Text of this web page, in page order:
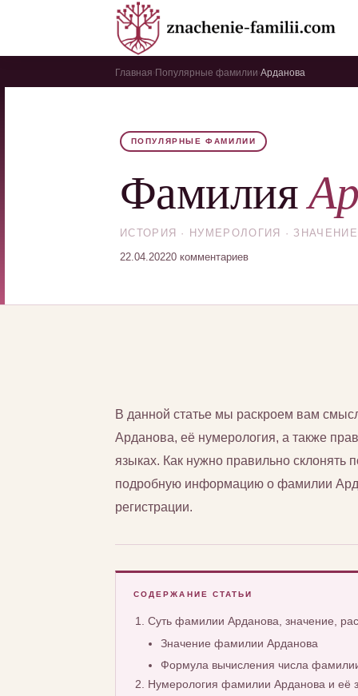
Главная Популярные фамилии Арданова
ПОПУЛЯРНЫЕ ФАМИЛИИ
Фамилия
ИСТОРИЯ · НУМЕРОЛОГИЯ ·
22.04.20220 комментариев
В данной статье мы раскроем вам
Арданова, её нумерология, а также
языках. Как нужно правильно
подробную информацию о фамилии
регистрации.
СОДЕРЖАНИЕ СТАТЬИ
Суть фамилии Арданова, значение,
Значение фамилии Арданова
Формула вычисления числа
Нумерология фамилии Арданова и её